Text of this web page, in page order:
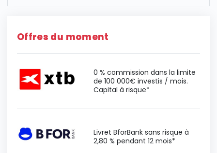
Offres du moment
0 % commission dans la limite
de 100 000€ investis / mois.
Capital à risque*
Livret BforBank sans risque à
2,80 % pendant 12 mois*